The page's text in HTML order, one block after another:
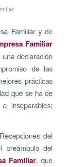
Familiar y de
Familiar
declaración
de las
prácticas
que se ha de
inseparables:
del
preámbulo del
Familiar, que